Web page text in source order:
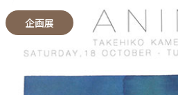
企画展